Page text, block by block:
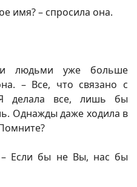
имя? – спросила она.
людьми уже больше
– Все, что связано с
делала все, лишь бы
Однажды даже ходила в
Если бы не Вы, нас бы